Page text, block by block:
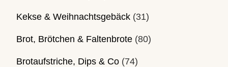
Kekse & Weihnachtsgebäck (31)
Brot, Brötchen & Faltenbrote (80)
Brotaufstriche, Dips & Co (74)